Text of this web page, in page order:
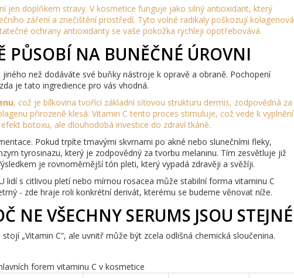
jen doplňkem stravy. V kosmetice funguje jako silný antioxidant, který
záření a znečištění prostředí. Tyto volné radikaly poškozují kolagenová
ochrany antioxidanty se vaše pokožka rychleji opotřebovává.
PŮSOBÍ NA BUNĚČNÉ ÚROVNI
než dodáváte své buňky nástroje k opravě a obraně. Pochopení
je tato ingredience pro vás vhodná.
, což je bílkovina tvořící základní síťovou strukturu dermis, zodpovědná za
přirozeně klesá. Vitamin C tento proces stimuluje, což vede k vyplnění
botoxu, ale dlouhodobá investice do zdraví tkáně.
Pokud trpíte tmavými skvrnami po akné nebo slunečními fleky,
tyrosinazu, který je zodpovědný za tvorbu melaninu. Tím zesvětluje již
je rovnoměrnější tón pleti, který vypadá zdravěji a svěžíji.
lidí s citlivou pletí nebo mírnou rosacea může stabilní forma vitaminu C
- zde hraje roli konkrétní derivát, kterému se budeme věnovat níže.
NE VŠECHNY SERUMS JSOU STEJNÉ
„Vitamin C“, ale uvnitř může být zcela odlišná chemická sloučenina.
forem vitaminu C v kosmetice